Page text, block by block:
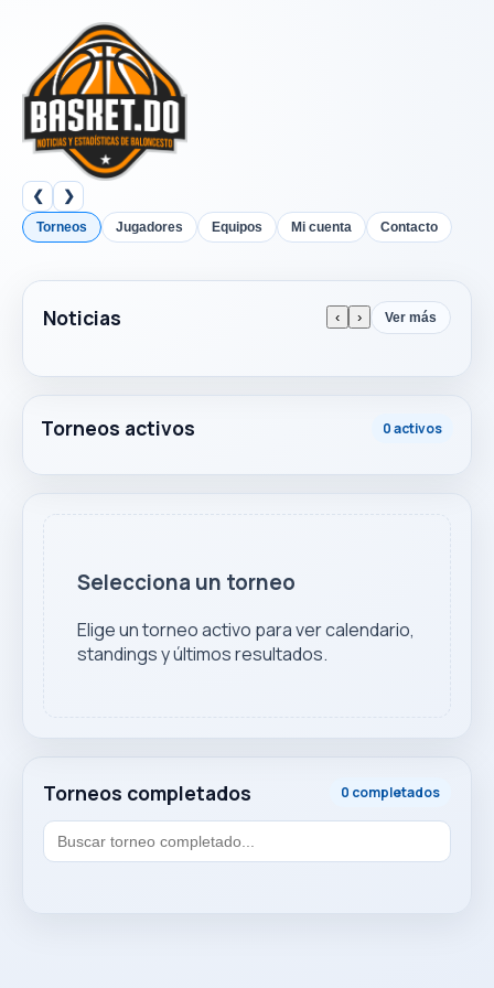
❮ ❯
Torneos Jugadores Equipos Mi cuenta Contacto
Noticias ‹ › Ver más
Torneos activos 0 activos
Torneos completados 0 completados
Selecciona un torneo
Elige un torneo activo para ver calendario,
standings y últimos resultados.